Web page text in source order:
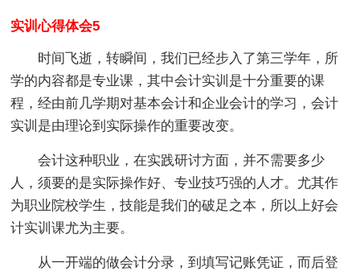
实训心得体会5
时间飞逝，转瞬间，我们已经步入了第三学年，所
学的内容都是专业课，其中会计实训是十分重要的课
程，经由前几学期对基本会计和企业会计的学习，会计
实训是由理论到实际操作的重要改变。
会计这种职业，在实践研讨方面，并不需要多少
人，须要的是实际操作好、专业技巧强的人才。尤其作
为职业院校学生，技能是我们的破足之本，所以上好会
计实训课尤为主要。
从一开端的做会计分录，到填写记账凭证，而后登